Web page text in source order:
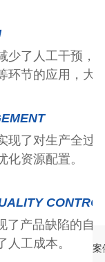
少了人工干预，
环节的应用，大
现了对生产全过
资源配置。
了产品缺陷的自
工成本。
案